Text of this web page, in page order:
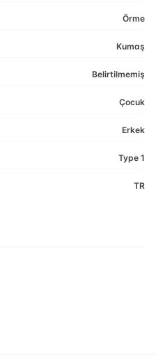
Örme
Kumaş
Belirtilmemiş
Çocuk
Erkek
Type 1
TR